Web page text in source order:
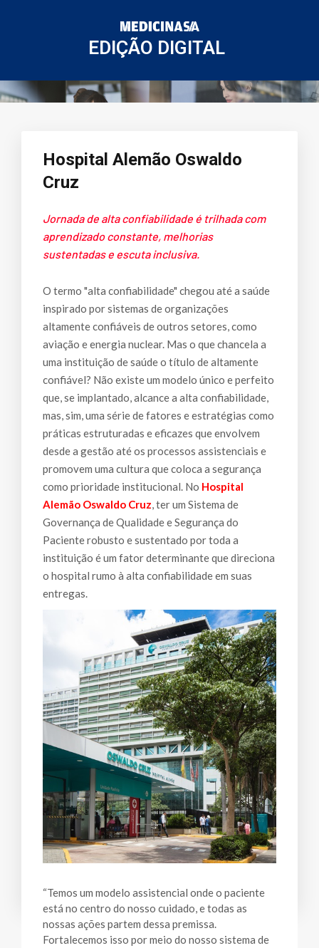
EDIÇÃO DIGITAL
Hospital Alemão Oswaldo
Cruz
Jornada de alta confiabilidade é trilhada com
aprendizado constante, melhorias
sustentadas e escuta inclusiva.
O termo "alta confiabilidade" chegou até a saúde
inspirado por sistemas de organizações
altamente confiáveis de outros setores, como
aviação e energia nuclear. Mas o que chancela a
uma instituição de saúde o título de altamente
confiável? Não existe um modelo único e perfeito
que, se implantado, alcance a alta confiabilidade,
mas, sim, uma série de fatores e estratégias como
práticas estruturadas e eficazes que envolvem
desde a gestão até os processos assistenciais e
promovem uma cultura que coloca a segurança
como prioridade institucional. No Hospital
Alemão Oswaldo Cruz, ter um Sistema de
Governança de Qualidade e Segurança do
Paciente robusto e sustentado por toda a
instituição é um fator determinante que direciona
o hospital rumo à alta confiabilidade em suas
entregas.
“Temos um modelo assistencial onde o paciente
está no centro do nosso cuidado, e todas as
nossas ações partem dessa premissa.
Fortalecemos isso por meio do nosso sistema de